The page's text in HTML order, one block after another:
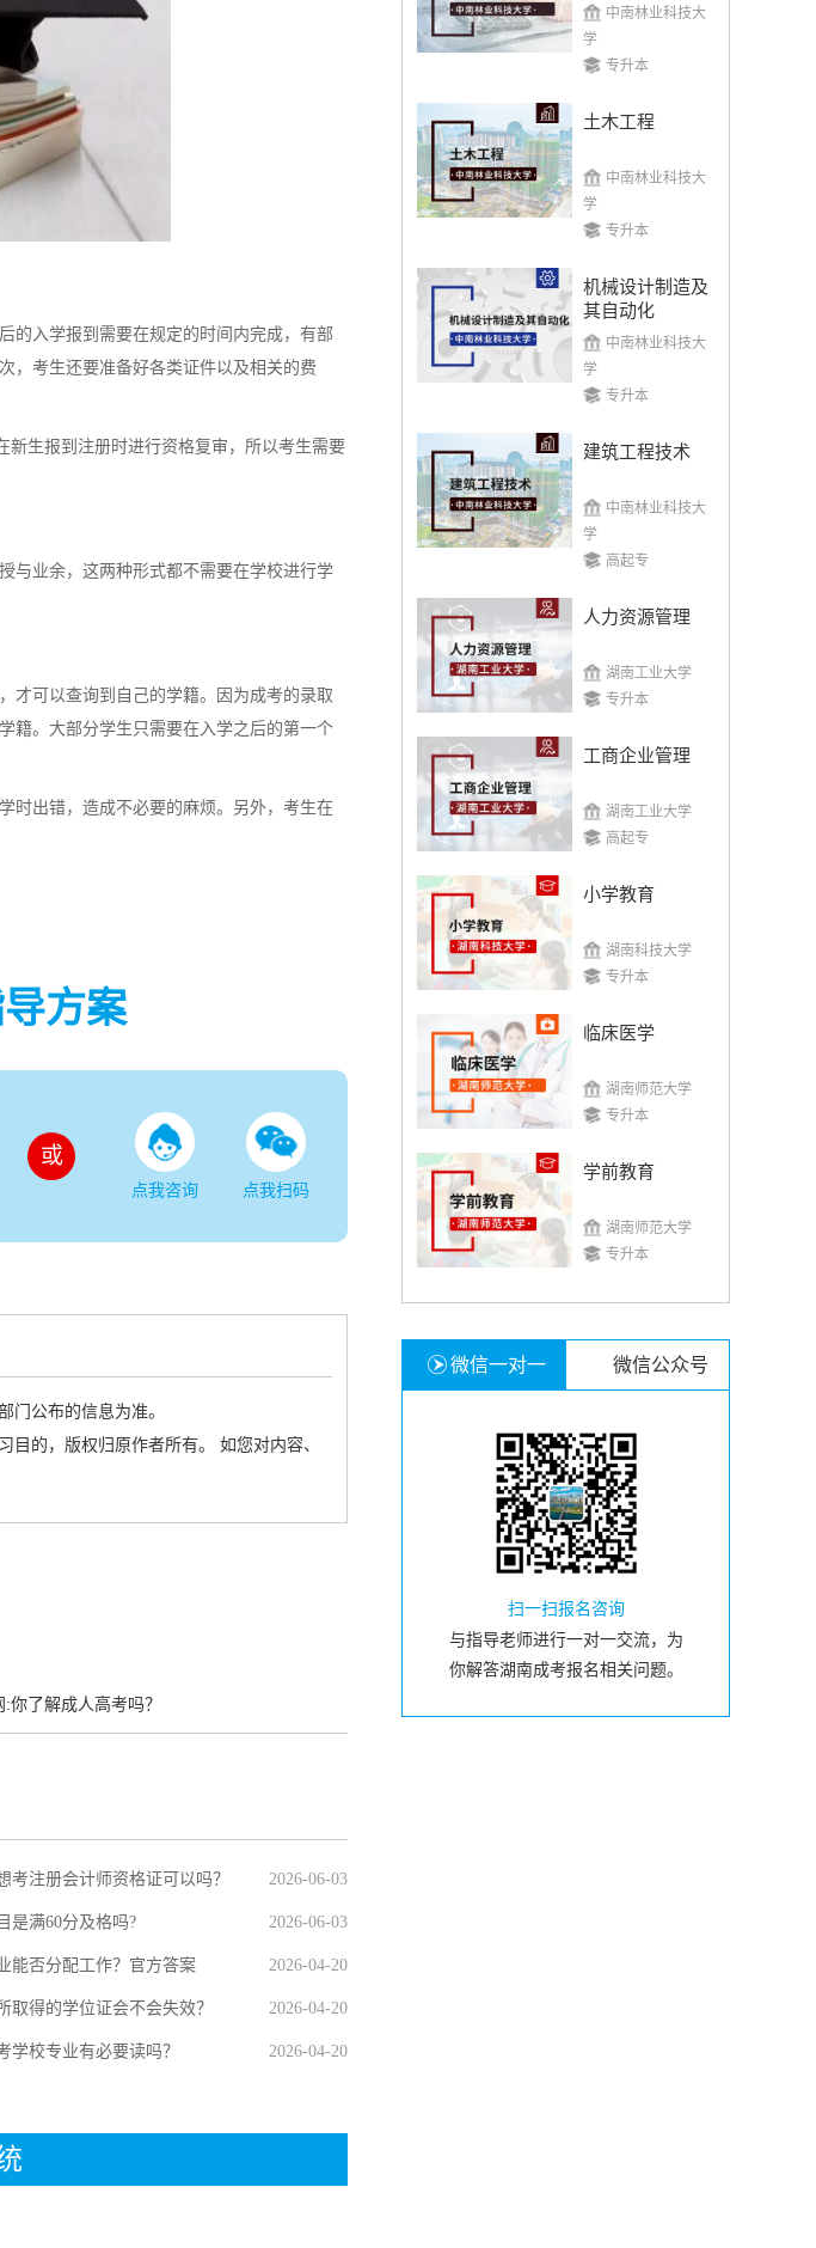
入学报到需要在规定的时间内完成，有部
，考生还要准备好各类证件以及相关的费
生报到注册时进行资格复审，所以考生需要
业余，这两种形式都不需要在学校进行学
可以查询到自己的学籍。因为成考的录取
籍。大部分学生只需要在入学之后的第一个
出错，造成不必要的麻烦。另外，考生在
方案
或
点我咨询 点我扫码
门公布的信息为准。
目的，版权归原作者所有。 如您对内容、
你了解成人高考吗？
2026-06-03
考注册会计师资格证可以吗？
2026-06-03
是满60分及格吗?
2026-04-20
能否分配工作？官方答案
2026-04-20
取得的学位证会不会失效？
2026-04-20
学校专业有必要读吗？
中南林业科技大
学
专升本
土木工程
中南林业科技大
学
专升本
机械设计制造及
其自动化
中南林业科技大
学
专升本
建筑工程技术
中南林业科技大
学
高起专
人力资源管理
湖南工业大学
专升本
工商企业管理
湖南工业大学
高起专
小学教育
湖南科技大学
专升本
临床医学
湖南师范大学
专升本
学前教育
湖南师范大学
专升本
微信一对一 微信公众号
扫一扫报名咨询
与指导老师进行一对一交流，为
你解答湖南成考报名相关问题。